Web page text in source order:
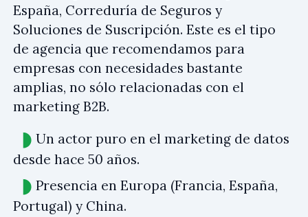
España, Correduría de Seguros y
Soluciones de Suscripción. Este es el tipo
de agencia que recomendamos para
empresas con necesidades bastante
amplias, no sólo relacionadas con el
marketing B2B.
Un actor puro en el marketing de datos
desde hace 50 años.
Presencia en Europa (Francia, España,
Portugal) y China.